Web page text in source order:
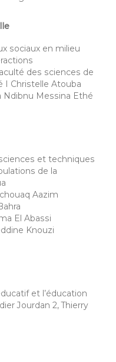
sociaux en milieu
des sciences de
I Christelle Atouba
Ndibnu Messina Ethé
et techniques
de la
Aazim
El Abassi
Knouzi
et l’éducation
Jourdan 2, Thierry